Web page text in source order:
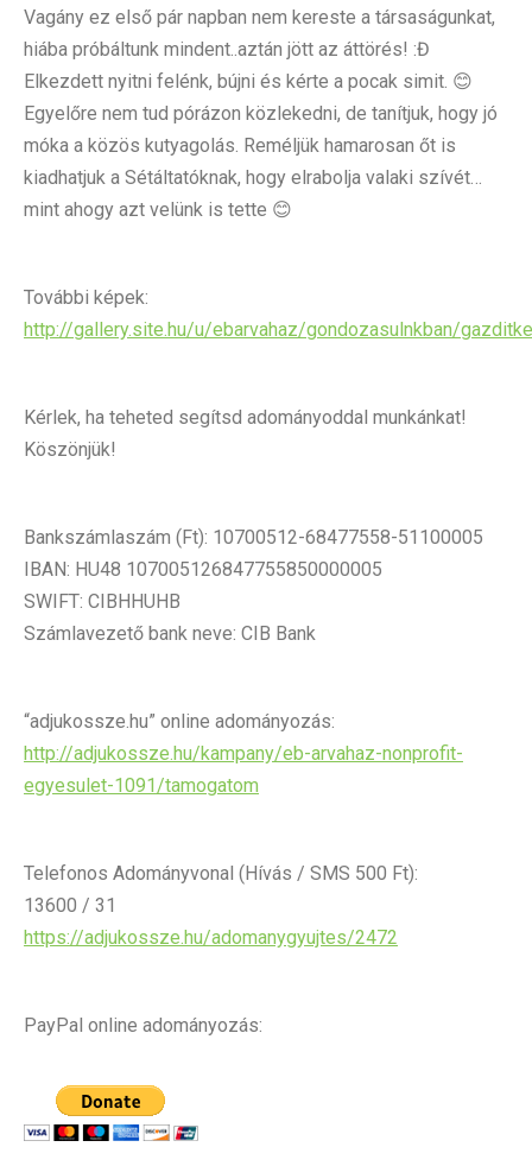
Vagány ez első pár napban nem kereste a társaságunkat,
hiába próbáltunk mindent..aztán jött az áttörés! :Đ
Elkezdett nyitni felénk, bújni és kérte a pocak simit. 😊
Egyelőre nem tud pórázon közlekedni, de tanítjuk, hogy jó
móka a közös kutyagolás. Reméljük hamarosan őt is
kiadhatjuk a Sétáltatóknak, hogy elrabolja valaki szívét…
mint ahogy azt velünk is tette 😊
További képek:
http://gallery.site.hu/u/ebarvahaz/gondozasulnkban/
Kérlek, ha teheted segítsd adományoddal munkánkat!
Köszönjük!
Bankszámlaszám (Ft): 10700512-68477558-51100005
IBAN: HU48 107005126847755850000005
SWIFT: CIBHHUHB
Számlavezető bank neve: CIB Bank
“adjukossze.hu” online adományozás:
http://adjukossze.hu/kampany/eb-arvahaz-nonprofit-
egyesulet-1091/tamogatom
Telefonos Adományvonal (Hívás / SMS 500 Ft):
13600 / 31
https://adjukossze.hu/adomanygyujtes/2472
PayPal online adományozás: